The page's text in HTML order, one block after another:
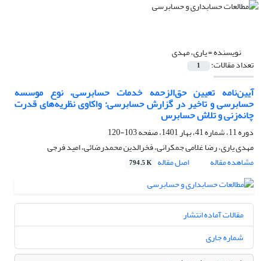
نویسنده =یاری، مهدی
تعداد مقالات: 1
آیین‌نامه تعیین حق‌الزحمه خدمات حسابرسی، نوع موسسه
حسابرسی و تاخیر در گزارش حسابرسی: واکاوی نظریه‌های قدرت
چانه‌زنی و تلاش حسابرس
دوره 11، شماره 41، بهار 1401، صفحه
103-120
مهدی یاری، رضا غلامی جمکرانی، فخرالدین محمدرضائی، امید فرجی
مشاهده مقاله
اصل مقاله 794.5 K
مقالات آماده انتشار
شماره جاری